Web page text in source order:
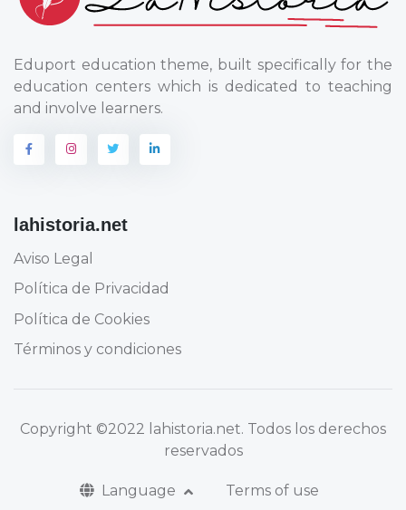
Eduport education theme, built specifically for the
education centers which is dedicated to teaching
and involve learners.
lahistoria.net
Aviso Legal
Política de Privacidad
Política de Cookies
Términos y condiciones
Copyright ©2022 lahistoria.net. Todos los derechos
reservados
Language Terms of use